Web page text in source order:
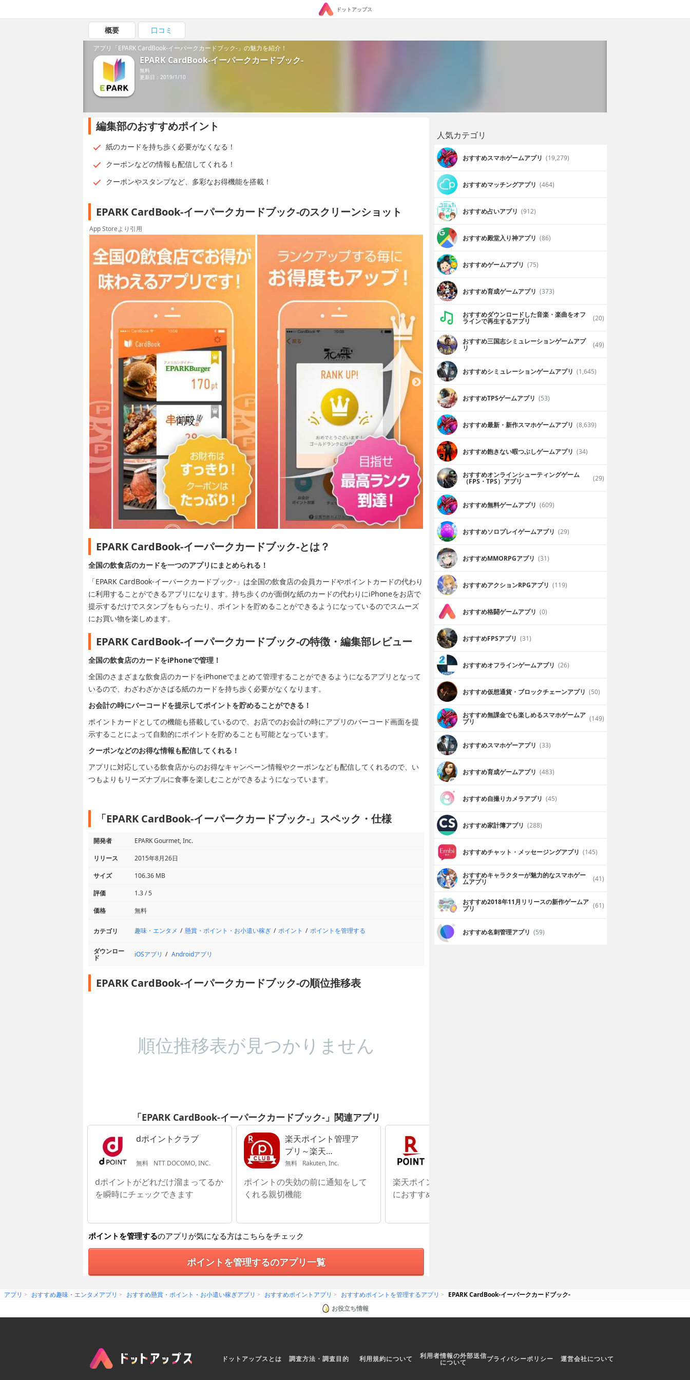
ドットアップス
概要 口コミ
アプリ「EPARK CardBook-イーパークカードブック-」の魅力を紹介！
EPARK CardBook-イーパークカードブック-
無料
更新日：2019/1/10
編集部のおすすめポイント
紙のカードを持ち歩く必要がなくなる！
クーポンなどの情報も配信してくれる！
クーポンやスタンプなど、多彩なお得機能を搭載！
EPARK CardBook-イーパークカードブック-のスクリーンショット
App Storeより引用
EPARK CardBook-イーパークカードブック-とは？
全国の飲食店のカードを一つのアプリにまとめられる！
「EPARK CardBook-イーパークカードブック-」は全国の飲食店の会員カードやポイントカードの代わり
に利用することができるアプリになります。持ち歩くのが面倒な紙のカードの代わりにiPhoneをお店で
提示するだけでスタンプをもらったり、ポイントを貯めることができるようになっているのでスムーズ
にお買い物を楽しめます。
EPARK CardBook-イーパークカードブック-の特徴・編集部レビュー
全国の飲食店のカードをiPhoneで管理！
全国のさまざまな飲食店のカードをiPhoneでまとめて管理することができるようになるアプリとなって
いるので、わざわざかさばる紙のカードを持ち歩く必要がなくなります。
お会計の時にバーコードを提示してポイントを貯めることができる！
ポイントカードとしての機能も搭載しているので、お店でのお会計の時にアプリのバーコード画面を提
示することによって自動的にポイントを貯めることも可能となっています。
クーポンなどのお得な情報も配信してくれる！
アプリに対応している飲食店からのお得なキャンペーン情報やクーポンなども配信してくれるので、い
つもよりもリーズナブルに食事を楽しむことができるようになっています。
「EPARK CardBook-イーパークカードブック-」スペック・仕様
開発者
EPARK Gourmet, Inc.
リリース
2015年8月26日
サイズ
106.36 MB
評価
1.3 / 5
価格
無料
カテゴリ 趣味・エンタメ 懸賞・ポイント・お小遣い稼ぎ ポイント ポイントを管理する
ダウンロー
ド iOSアプリ Androidアプリ
EPARK CardBook-イーパークカードブック-の順位推移表
順位推移表が見つかりません
「EPARK CardBook-イーパークカードブック-」関連アプリ
dポイントクラブ
無料 NTT DOCOMO, INC.
dポイントがどれだけ溜まってるか
を瞬時にチェックできます
楽天ポイント管理ア
プリ～楽天
PointClub～
無料 Rakuten, Inc.
ポイントの失効の前に通知をして
くれる親切機能
楽天ポイントを手軽に貯めたい人
におすすめのアプリ
ポイントを管理するのアプリが気になる方はこちらをチェック
ポイントを管理するのアプリ一覧
人気カテゴリ
おすすめスマホゲームアプリ (19,279)
おすすめマッチングアプリ (464)
おすすめ占いアプリ (912)
おすすめ殿堂入り神アプリ (86)
おすすめゲームアプリ (75)
おすすめ育成ゲームアプリ (373)
おすすめダウンロードした音楽・楽曲をオフ
ラインで再生するアプリ (20)
おすすめ三国志シミュレーションゲームアプ
リ (49)
おすすめシミュレーションゲームアプリ (1,645)
おすすめTPSゲームアプリ (53)
おすすめ最新・新作スマホゲームアプリ (8,639)
おすすめ飽きない暇つぶしゲームアプリ (34)
おすすめオンラインシューティングゲーム
（FPS・TPS）アプリ (29)
おすすめ無料ゲームアプリ (609)
おすすめソロプレイゲームアプリ (29)
おすすめ MMORPGアプリ (31)
おすすめアクションRPGアプリ (119)
おすすめ格闘ゲームアプリ (0)
おすすめFPSアプリ (31)
おすすめオフラインゲームアプリ (26)
おすすめ仮想通貨・ブロックチェーンアプリ (50)
おすすめ無課金でも楽しめるスマホゲームア
プリ (149)
おすすめスマホゲーアプリ (33)
おすすめ育成ゲームアプリ (483)
おすすめ自撮りカメラアプリ (45)
おすすめ家計簿アプリ (288)
おすすめチャット・メッセージングアプリ (145)
おすすめキャラクターが魅力的なスマホゲー
ムアプリ (41)
おすすめ2018年11月リリースの新作ゲームア
プリ (61)
おすすめ名刺管理アプリ (59)
アプリ おすすめ趣味・エンタメアプリ おすすめ懸賞・ポイント・お小遣い稼ぎアプリ おすすめポイントアプリ おすすめポイントを管理するアプリ
EPARK CardBook-イーパークカードブック-
お役立ち情報
ドットアップスとは 調査方法・調査目的 利用規約について 利用者情報の外部送信
について プライバシーポリシー 運営会社について